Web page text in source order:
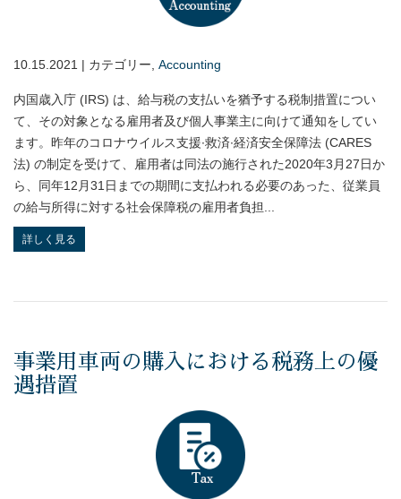
10.15.2021 | カテゴリー, Accounting
内国歳入庁 (IRS) は、給与税の支払いを猶予する税制措置につい
て、その対象となる雇用者及び個人事業主に向けて通知をしてい
ます。昨年のコロナウイルス支援∙救済∙経済安全保障法 (CARES
法) の制定を受けて、雇用者は同法の施行された2020年3月27日か
ら、同年12月31日までの期間に支払われる必要のあった、従業員
の給与所得に対する社会保障税の雇用者負担...
詳しく見る
事業用車両の購入における税務上の優
遇措置